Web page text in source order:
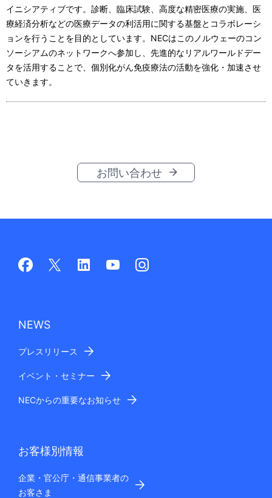
イニシアティブです。診断、臨床試験、高度な精密医療の実施、医
療経済分析などの医療データの利活用に関する基盤とコラボレーシ
ョンを行うことを目的としています。NECはこのノルウェーのコン
ソーシアムのネットワークへ参加し、先進的なリアルワールドデー
タを活用することで、個別化がん免疫療法の活動を強化・加速させ
ていきます。
お問い合わせ
NEWS
プレスリリース
イベント・セミナー
NECからの重要なお知らせ
お客様別情報
企業・官公庁・通信事業者の
お客さま